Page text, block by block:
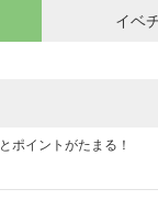
イベ
ポイントがたまる！